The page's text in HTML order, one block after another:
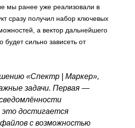
мы ранее уже реализовали в
сразу получил набор ключевых
а вектор дальнейшего
будет сильно зависеть от
«Спектр | Маркер»,
задачи. Первая —
это достигается
с возможностью